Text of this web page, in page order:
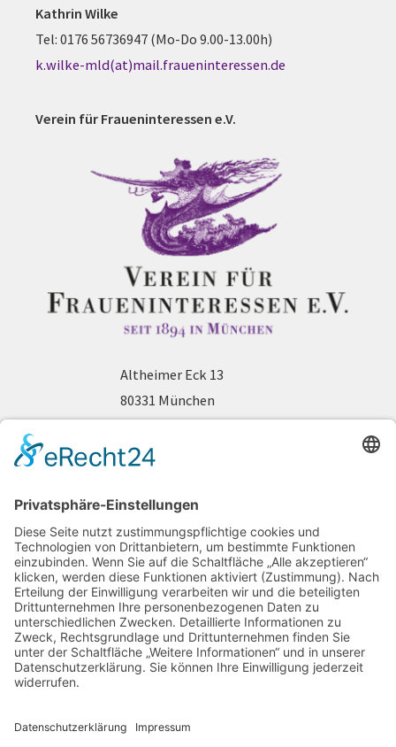
Kathrin Wilke
Tel: 0176 56736947 (Mo-Do 9.00-13.00h)
k.wilke-mld(at)mail.fraueninteressen.de
Verein für Fraueninteressen e.V.
Altheimer Eck 13
80331 München
www.fraueninteressen.de
gefördert durch: